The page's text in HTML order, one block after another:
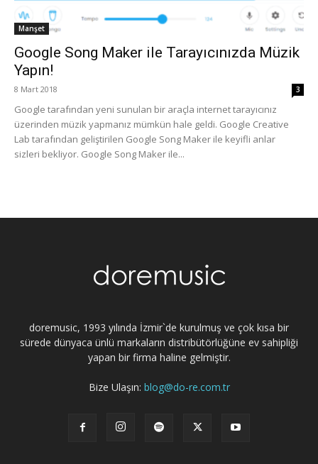
Manşet
Google Song Maker ile Tarayıcınızda Müzik
Yapın!
8 Mart 2018 3
Google tarafından yeni sunulan bir araçla internet tarayıcınız
üzerinden müzik yapmanız mümkün hale geldi. Google Creative
Lab tarafından geliştirilen Google Song Maker ile keyifli anlar
sizleri bekliyor. Google Song Maker ile...
doremusic, 1993 yılında İzmir`de kurulmuş ve çok kısa bir
sürede dünyaca ünlü markaların distribütörlüğüne ev sahipliği
yapan bir firma haline gelmiştir.
Bize Ulaşın: blog@do-re.com.tr